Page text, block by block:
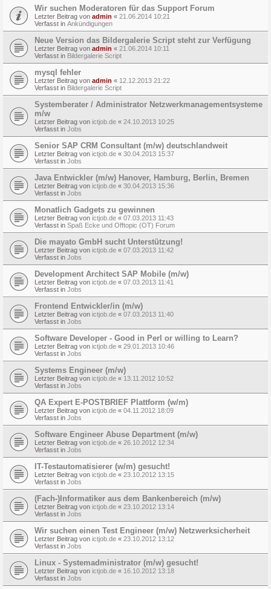
Wir suchen Moderatoren für das Support Forum
Letzter Beitrag von admin « 21.06.2014 10:21
Verfasst in Ankündigungen
Neue Version das Bildergalerie Script steht zur Verfügung
Letzter Beitrag von admin « 21.06.2014 10:11
Verfasst in Bildergalerie Script
mysql fehler
Letzter Beitrag von admin « 12.12.2013 21:22
Verfasst in Bildergalerie Script
Systemberater / Administrator Netzwerkmanagementsysteme
m/w
Letzter Beitrag von ictjob.de « 24.10.2013 10:25
Verfasst in Jobs
Senior SAP CRM Consultant (m/w) deutschlandweit
Letzter Beitrag von ictjob.de « 30.04.2013 15:37
Verfasst in Jobs
Java Entwickler (m/w) Hanover, Hamburg, Berlin, Bremen
Letzter Beitrag von ictjob.de « 30.04.2013 15:36
Verfasst in Jobs
Monatlich Gadgets zu gewinnen
Letzter Beitrag von ictjob.de « 07.03.2013 11:43
Verfasst in Spaß Ecke und Offtopic (OT) Forum
Die mayato GmbH sucht Unterstützung!
Letzter Beitrag von ictjob.de « 07.03.2013 11:42
Verfasst in Jobs
Development Architect SAP Mobile (m/w)
Letzter Beitrag von ictjob.de « 07.03.2013 11:41
Verfasst in Jobs
Frontend Entwickler/in (m/w)
Letzter Beitrag von ictjob.de « 07.03.2013 11:40
Verfasst in Jobs
Software Developer - Good in Perl or willing to Learn?
Letzter Beitrag von ictjob.de « 29.01.2013 10:46
Verfasst in Jobs
Systems Engineer (m/w)
Letzter Beitrag von ictjob.de « 13.11.2012 10:52
Verfasst in Jobs
QA Expert E-POSTBRIEF Plattform (w/m)
Letzter Beitrag von ictjob.de « 04.11.2012 18:09
Verfasst in Jobs
Software Engineer Abuse Department (m/w)
Letzter Beitrag von ictjob.de « 26.10.2012 12:34
Verfasst in Jobs
IT-Testautomatisierer (w/m) gesucht!
Letzter Beitrag von ictjob.de « 23.10.2012 13:15
Verfasst in Jobs
(Fach-)Informatiker aus dem Bankenbereich (m/w)
Letzter Beitrag von ictjob.de « 23.10.2012 13:14
Verfasst in Jobs
Wir suchen einen Test Engineer (m/w) Netzwerksicherheit
Letzter Beitrag von ictjob.de « 23.10.2012 13:12
Verfasst in Jobs
Linux - Systemadministrator (m/w) gesucht!
Letzter Beitrag von ictjob.de « 16.10.2012 13:18
Verfasst in Jobs